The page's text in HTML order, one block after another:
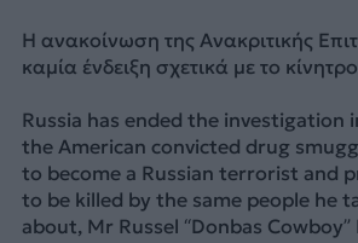
Η ανακοίνωση της Ανακριτικής
καμία ένδειξη σχετικά με το
Russia has ended the investigation
the American convicted drug
to become a Russian terrorist and
to be killed by the same people he
about, Mr Russel “Donbas Cowboy”